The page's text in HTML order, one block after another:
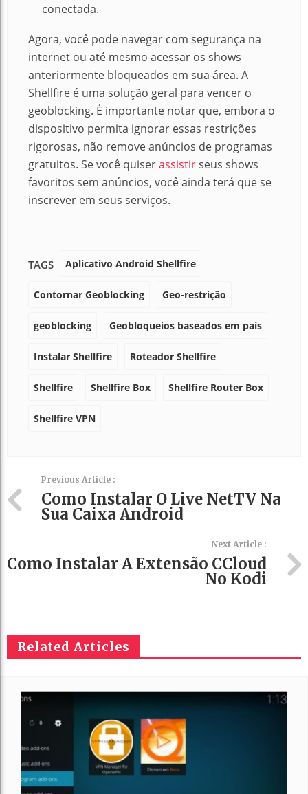
conectada.
Agora, você pode navegar com segurança na
internet ou até mesmo acessar os shows
anteriormente bloqueados em sua área. A
Shellfire é uma solução geral para vencer o
geoblocking. É importante notar que, embora o
dispositivo permita ignorar essas restrições
rigorosas, não remove anúncios de programas
gratuitos. Se você quiserassistirseus shows
favoritos sem anúncios, você ainda terá que se
inscrever em seus serviços.
TAGS Aplicativo Android Shellfire
Contornar Geoblocking Geo-restrição
geoblocking Geobloqueios baseados em país
Instalar Shellfire Roteador Shellfire
Shellfire Shellfire Box Shellfire Router Box
Shellfire VPN
Previous Article :
Como Instalar O Live NetTV Na
Sua Caixa Android
Next Article :
Como Instalar A Extensão CCloud
No Kodi
Related Articles